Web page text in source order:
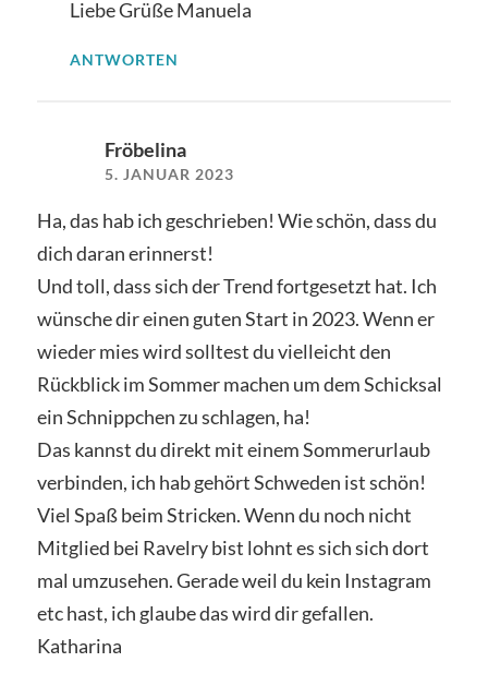
Liebe Grüße Manuela
ANTWORTEN
Fröbelina
5. JANUAR 2023
Ha, das hab ich geschrieben! Wie schön, dass du
dich daran erinnerst!
Und toll, dass sich der Trend fortgesetzt hat. Ich
wünsche dir einen guten Start in 2023. Wenn er
wieder mies wird solltest du vielleicht den
Rückblick im Sommer machen um dem Schicksal
ein Schnippchen zu schlagen, ha!
Das kannst du direkt mit einem Sommerurlaub
verbinden, ich hab gehört Schweden ist schön!
Viel Spaß beim Stricken. Wenn du noch nicht
Mitglied bei Ravelry bist lohnt es sich sich dort
mal umzusehen. Gerade weil du kein Instagram
etc hast, ich glaube das wird dir gefallen.
Katharina